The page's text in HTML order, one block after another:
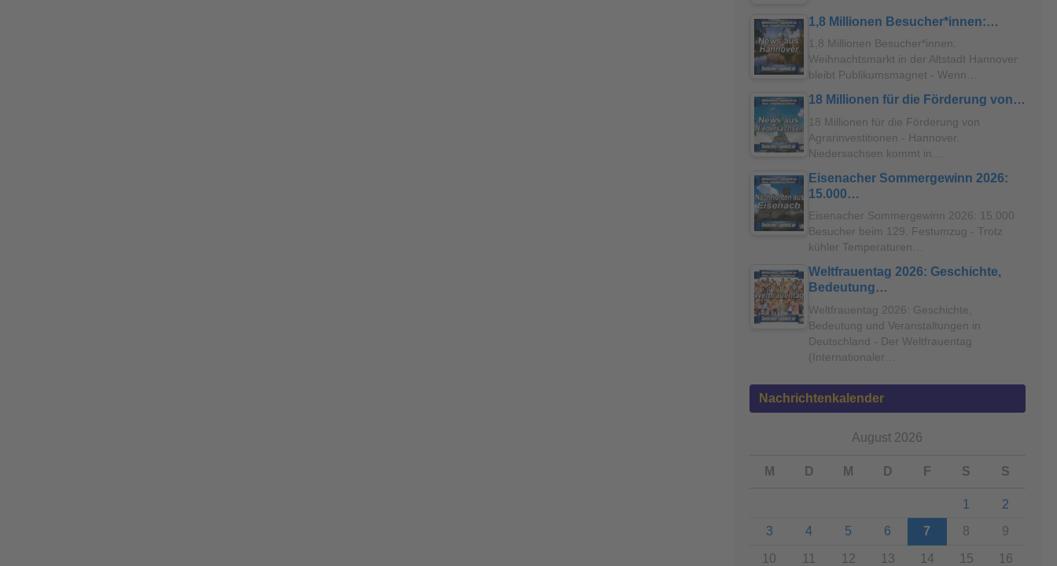
1,8 Millionen Besucher*innen:…
1,8 Millionen Besucher*innen:
Weihnachtsmarkt in der Altstadt Hannover
bleibt Publikumsmagnet - Wenn…
18 Millionen für die Förderung von…
18 Millionen für die Förderung von
Agrarinvestitionen - Hannover.
Niedersachsen kommt in…
Eisenacher Sommergewinn 2026:
15.000…
Eisenacher Sommergewinn 2026: 15.000
Besucher beim 129. Festumzug - Trotz
kühler Temperaturen…
Weltfrauentag 2026: Geschichte,
Bedeutung…
Weltfrauentag 2026: Geschichte,
Bedeutung und Veranstaltungen in
Deutschland - Der Weltfrauentag
(Internationaler…
Nachrichtenkalender
August 2026
M D M D F S S
1
2
3
4 5 6 7 8 9
10 11 12 13 14 15
16